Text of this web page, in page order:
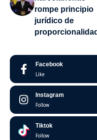
rompe principio
jurídico de
proporcionalidad
Facebook
Like
Instagram
Follow
Tiktok
Follow